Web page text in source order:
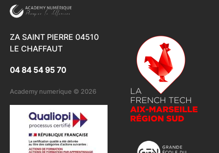
ZA SAINT PIERRE 04510
LE CHAFFAUT
04 84 54 95 70
Academy numerique © 2026